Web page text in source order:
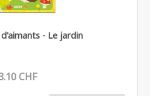
- Le jardin
CHF